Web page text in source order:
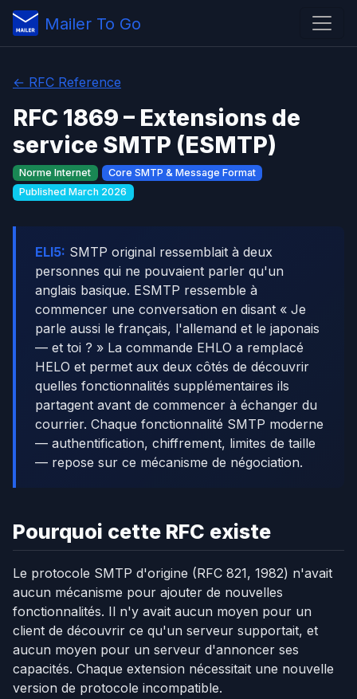
Mailer To Go
← RFC Reference
RFC 1869 – Extensions de
service SMTP (ESMTP)
Norme Internet
Core SMTP & Message Format
Published March 2026
ELI5: SMTP original ressemblait à deux
personnes qui ne pouvaient parler qu'un
anglais basique. ESMTP ressemble à
commencer une conversation en disant « Je
parle aussi le français, l'allemand et le japonais
— et toi ? » La commande EHLO a remplacé
HELO et permet aux deux côtés de découvrir
quelles fonctionnalités supplémentaires ils
partagent avant de commencer à échanger du
courrier. Chaque fonctionnalité SMTP moderne
— authentification, chiffrement, limites de taille
— repose sur ce mécanisme de négociation.
Pourquoi cette RFC existe
Le protocole SMTP d'origine (RFC 821, 1982) n'avait
aucun mécanisme pour ajouter de nouvelles
fonctionnalités. Il n'y avait aucun moyen pour un
client de découvrir ce qu'un serveur supportait, et
aucun moyen pour un serveur d'annoncer ses
capacités. Chaque extension nécessitait une nouvelle
version de protocole incompatible.